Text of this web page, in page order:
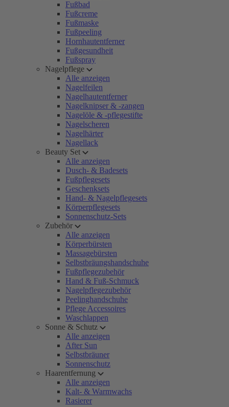
Fußbad
Fußcreme
Fußmaske
Fußpeeling
Hornhautentferner
Fußgesundheit
Fußspray
Nagelpflege
Alle anzeigen
Nagelfeilen
Nagelhautentferner
Nagelknipser & -zangen
Nagelöle & -pflegestifte
Nagelscheren
Nagelhärter
Nagellack
Beauty Set
Alle anzeigen
Dusch- & Badesets
Fußpflegesets
Geschenksets
Hand- & Nagelpflegesets
Körperpflegesets
Sonnenschutz-Sets
Zubehör
Alle anzeigen
Körperbürsten
Massagebürsten
Selbstbräungshandschuhe
Fußpflegezubehör
Hand & Fuß-Schmuck
Nagelpflegezubehör
Peelinghandschuhe
Pflege Accessoires
Waschlappen
Sonne & Schutz
Alle anzeigen
After Sun
Selbstbräuner
Sonnenschutz
Haarentfernung
Alle anzeigen
Kalt- & Warmwachs
Rasierer